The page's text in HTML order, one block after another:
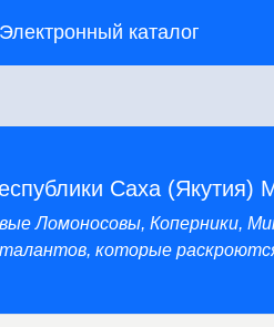
Электронный каталог
Саха (Якутия)
Ломоносовы, Коперники,
которые